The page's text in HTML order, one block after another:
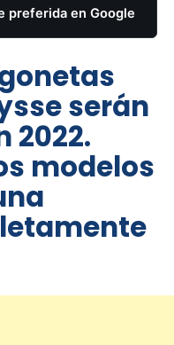
preferida en Google
serán
2022.
modelos